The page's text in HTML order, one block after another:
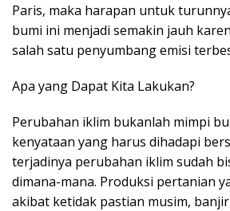
Paris, maka harapan untuk
bumi ini menjadi semakin jauh
salah satu penyumbang emisi
Apa yang Dapat Kita Lakukan?
Perubahan iklim bukanlah mimpi
kenyataan yang harus dihadapi
terjadinya perubahan iklim sudah
dimana-mana. Produksi pertanian
akibat ketidak pastian musim,